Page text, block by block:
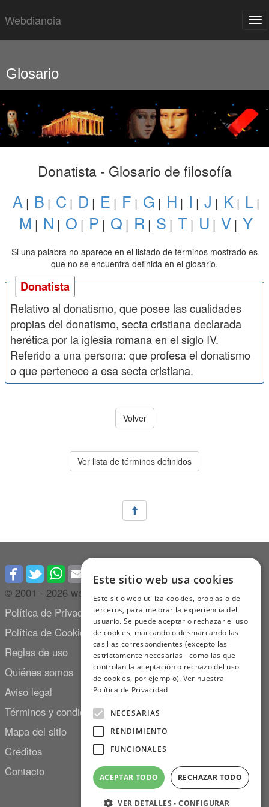
enlaces
Webdianoia
Glosario
Donatista - Glosario de filosofía
A | B | C | D | E | F | G | H | I | J | K| L|
M | N | O | P | Q | R | S | T | U | V| Y
Si una palabra no aparece en el listado de términos mostrado es
que no se encuentra definida en el glosario.
Donatista
Relativo al donatismo, que posee las cualidades
propias del donatismo, secta cristiana declarada
herética por la iglesia romana en el siglo IV.
Referido a una persona: que profesa el donatismo
o que pertenece a esa secta cristiana.
Volver
Ver lista de términos definidos
© 2001 - 2026 webdianoia.com
Política de Privacidad
Política de Cookies
Reglas de uso
Quiénes somos
Aviso legal
Términos y condiciones
Mapa del sitio
Créditos
Contacto
Este sitio web usa cookies
Este sitio web utiliza cookies, propias o de
terceros, para mejorar la experiencia del
usuario. Se puede aceptar o rechazar el uso
de cookies, marcando o desmarcando las
casillas correspondientes (excepto las
estrictamente necesarias - como las que
controlan la aceptación o rechazo del uso
de cookies, por ejemplo). Ver nuestra
Política de Privacidad
NECESARIAS
RENDIMIENTO
FUNCIONALES
ACEPTAR TODO RECHAZAR TODO
VER DETALLES - CONFIGURAR